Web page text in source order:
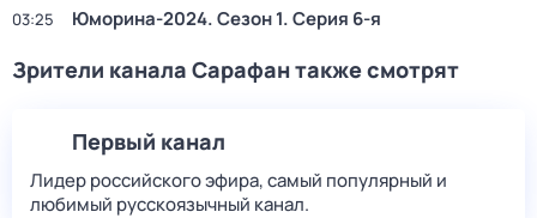
03:25 Юморина-2024. Сезон 1. Серия 6-я
Зрители канала Сарафан также смотрят
Первый канал
Лидер российского эфира, самый популярный и
любимый русскоязычный канал.